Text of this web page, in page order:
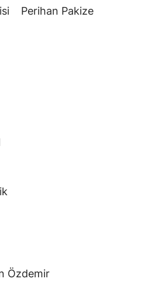
Perihan Pakize
Özdemir